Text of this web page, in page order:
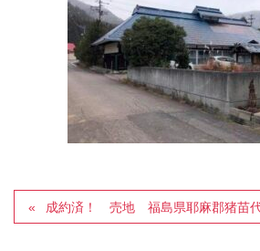
成約済！ 売地 福島県耶麻郡猪苗